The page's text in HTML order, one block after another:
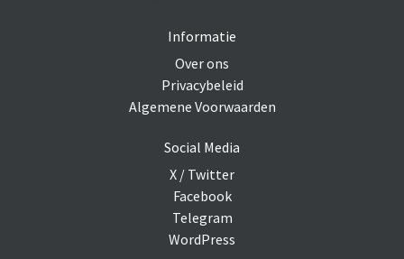
Informatie
Over ons
Privacybeleid
Algemene Voorwaarden
Social Media
X / Twitter
Facebook
Telegram
WordPress